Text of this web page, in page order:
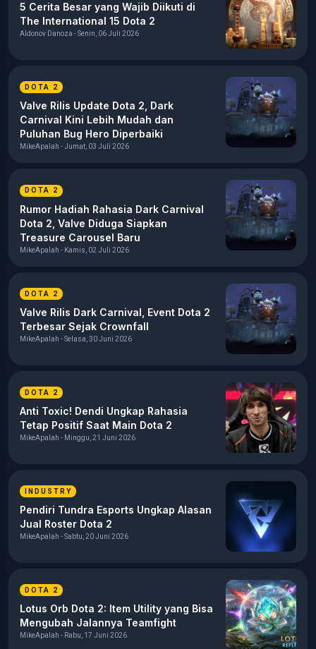
5 Cerita Besar yang Wajib Diikuti di
The International 15 Dota 2
Aldonov Danoza - Senin, 06 Juli 2026
DOTA 2
Valve Rilis Update Dota 2, Dark
Carnival Kini Lebih Mudah dan
Puluhan Bug Hero Diperbaiki
MikeApalah - Jumat, 03 Juli 2026
DOTA 2
Rumor Hadiah Rahasia Dark Carnival
Dota 2, Valve Diduga Siapkan
Treasure Carousel Baru
MikeApalah - Kamis, 02 Juli 2026
DOTA 2
Valve Rilis Dark Carnival, Event Dota 2
Terbesar Sejak Crownfall
MikeApalah - Selasa, 30 Juni 2026
DOTA 2
Anti Toxic! Dendi Ungkap Rahasia
Tetap Positif Saat Main Dota 2
MikeApalah - Minggu, 21 Juni 2026
INDUSTRY
Pendiri Tundra Esports Ungkap Alasan
Jual Roster Dota 2
MikeApalah - Sabtu, 20 Juni 2026
DOTA 2
Lotus Orb Dota 2: Item Utility yang Bisa
Mengubah Jalannya Teamfight
MikeApalah - Rabu, 17 Juni 2026